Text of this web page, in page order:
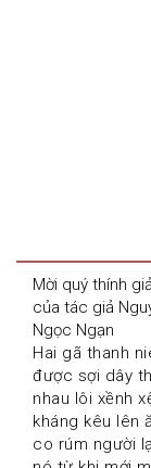
Mời quý thính
của tác giả
Ngọc Ngạn
Hai gã thanh
được sợi dây
nhau lôi xềnh
kháng kêu lên
co rúm người